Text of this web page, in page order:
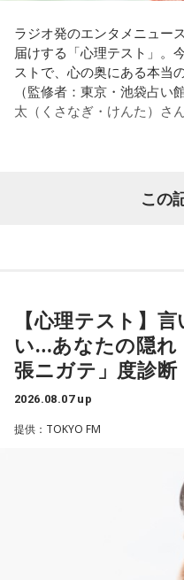
パーソナリティ：遠山大輔
番組Webサイト：https://
番組公式X：@JA_CDJ
●江原啓之 今夜の格言
「フィジカルはスピリチュ
放送日時：TOKYO FM／
フエム山陰 毎週土曜 12:30
と言っているんです。昔か
る」って言いますでしょう
それは、例えばご病気の方
差別しているわけではなく
やっぱり、この世に生きて
原。さらに、日常生活にお
性を語ります。
江原：やっぱり、集中力が
べて、新しいお家を建てれ
れを大事にして、コンディ
ことであれば、もしかした
だったかもしれない。だっ
ところが、何かふと不安に
例えば、小さいお子さんが
れど身体がついていけない
になったりする時って出ち
ラジオ発のエンタメニュー
届けする「心理テスト」。
ストで、心の奥にある本当
（監修者：東京・池袋占
太（くさなぎ・けんた）さん
山奥の大きなダムを見学し
次の中から近いものを1つ
1． 水がこぼれてしまうこと
2． こんなに水は必要なのか
3． ひび割れなど壊れる心配
4． どうやって放水している
この心理テストでわかるこ
ダムの水は「溜め込んだ本
ムの何が気になったかで、
この
【心理テスト】
い…あなたの隠れ
張ニガテ」度診断
2026.08.07 up
提供：TOKYO FM